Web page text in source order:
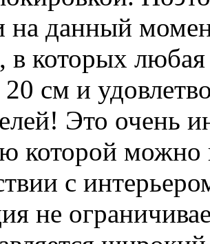
на данный
в которых
см и
Это очень
которой можно
с
не